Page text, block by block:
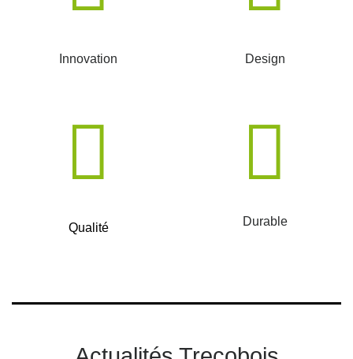
Innovation Design
Qualité Durable